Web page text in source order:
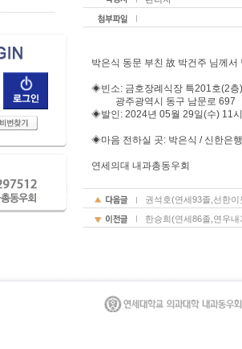
박은식 동문 부친 故 박건주 님께
◈빈소: 금호장례식장 특201호(2층)
광주광역시 동구 남문로 697
◈발인: 2024년 05월 29일(수) 11
◈마음 전하실 곳: 박은식 / 신한은
연세의대 내과총동우회
권석호(연세93졸,선한
한승희(연세86졸,연우